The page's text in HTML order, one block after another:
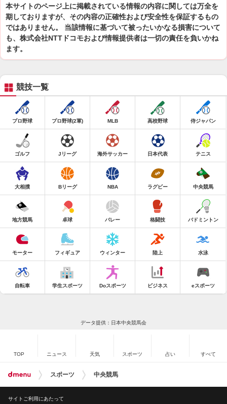
本サイトのページ上に掲載されている情報の内容に関しては万全を
期しておりますが、その内容の正確性および安全性を保証するもの
ではありません。 当該情報に基づいて被ったいかなる損害について
も、株式会社NTTドコモおよび情報提供者は一切の責任を負いかね
ます。
競技一覧
プロ野球 プロ野球(2軍) MLB 高校野球 侍ジャパン
ゴルフ Jリーグ 海外サッカー 日本代表 テニス
大相撲 Bリーグ NBA ラグビー 中央競馬
地方競馬 卓球 バレー 格闘技 バドミントン
モーター フィギュア ウィンター 陸上 水泳
自転車 学生スポーツ Doスポーツ ビジネス eスポーツ
データ提供：日本中央競馬会
TOP ニュース 天気 スポーツ 占い すべて
スポーツ 中央競馬
サイトご利用にあたって